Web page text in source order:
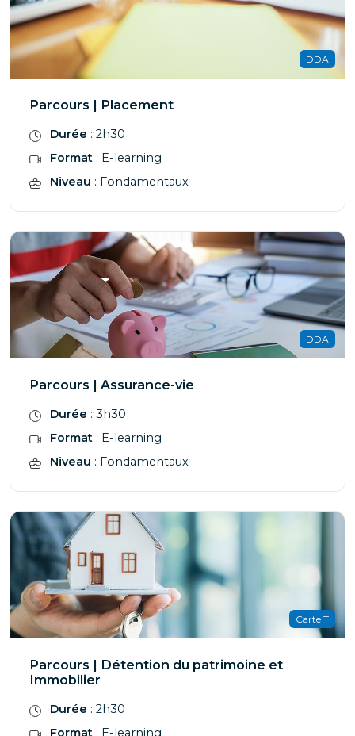
DDA
Parcours | Placement
Durée : 2h30
Format : E-learning
Niveau : Fondamentaux
DDA
Parcours | Assurance-vie
Durée : 3h30
Format : E-learning
Niveau : Fondamentaux
Carte T
Parcours | Détention du patrimoine et
Immobilier
Durée : 2h30
Format : E-learning